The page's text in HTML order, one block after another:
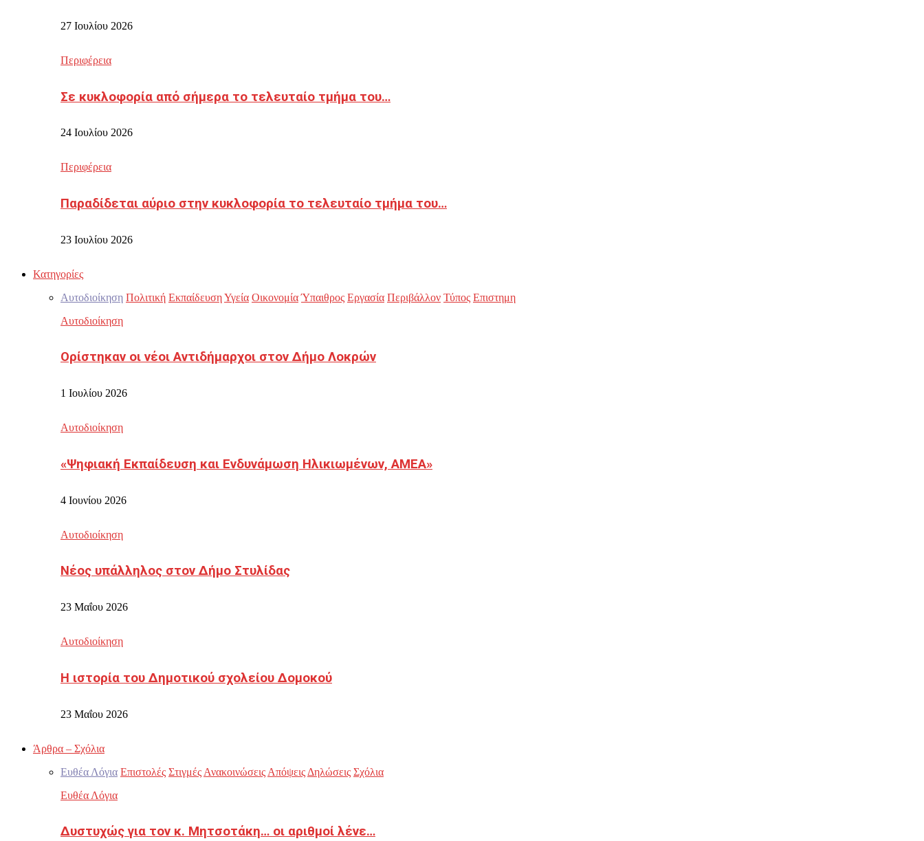
27 Ιουλίου 2026
Περιφέρεια
Σε κυκλοφορία από σήμερα το τελευταίο τμήμα του…
24 Ιουλίου 2026
Περιφέρεια
Παραδίδεται αύριο στην κυκλοφορία το τελευταίο τμήμα του…
23 Ιουλίου 2026
Κατηγορίες
Αυτοδιοίκηση Πολιτική ΕκπαίδευσηΥγεία Οικονομία Ύπαιθρος Εργασία Περιβάλλον Τύπος Επιστημη
Αυτοδιοίκηση
Ορίστηκαν οι νέοι Αντιδήμαρχοι στον Δήμο Λοκρών
1 Ιουλίου 2026
Αυτοδιοίκηση
«Ψηφιακή Εκπαίδευση και Ενδυνάμωση Ηλικιωμένων, ΑΜΕΑ»
4 Ιουνίου 2026
Αυτοδιοίκηση
Νέος υπάλληλος στον Δήμο Στυλίδας
23 Μαΐου 2026
Αυτοδιοίκηση
Η ιστορία του Δημοτικού σχολείου Δομοκού
23 Μαΐου 2026
Άρθρα – Σχόλια
Ευθέα Λόγια Επιστολές Στιγμές Ανακοινώσεις Απόψεις Δηλώσεις Σχόλια
Ευθέα Λόγια
Δυστυχώς για τον κ. Μητσοτάκη… οι αριθμοί λένε…